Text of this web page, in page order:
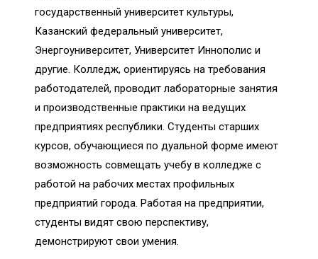
государственный университет культуры,
Казанский федеральный университет,
Энергоуниверситет, Университет Иннополис и
другие. Колледж, ориентируясь на требования
работодателей, проводит лабораторные занятия
и производственные практики на ведущих
предприятиях республики. Студенты старших
курсов, обучающиеся по дуальной форме имеют
возможность совмещать учебу в колледже с
работой на рабочих местах профильных
предприятий города. Работая на предприятии,
студенты видят свою перспективу,
демонстрируют свои умения.